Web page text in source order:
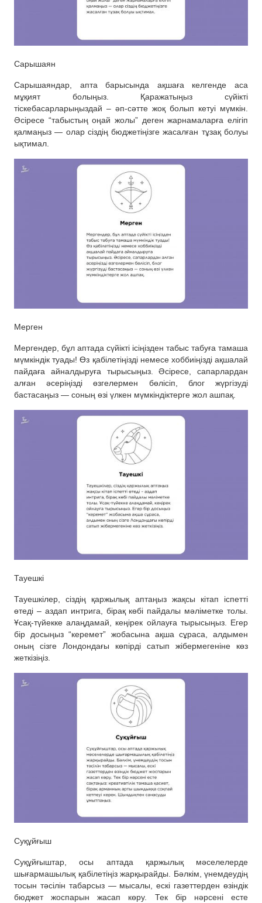
Сарышаян
Сарышаяндар, апта барысында ақшаға келгенде аса
мұқият болыңыз. Қаражатыңыз сүйікті
тіскебасарларыңыздай – әп-сәтте жоқ болып кетуі мүмкін.
Әсіресе “табыстың оңай жолы” деген жарнамаларға елігіп
қалмаңыз — олар сіздің бюджетіңізге жасалған тұзақ болуы
ықтимал.
Мерген
Мергендер, бұл аптада сүйікті ісіңізден табыс табуға тамаша
мүмкіндік туады! Өз қабілетіңізді немесе хоббиіңізді ақшалай
пайдаға айналдыруға тырысыңыз. Әсіресе, сапарлардан
алған әсеріңізді өзгелермен бөлісіп, блог жүргізуді
бастасаңыз — соның өзі үлкен мүмкіндіктерге жол ашпақ.
Тауешкі
Тауешкілер, сіздің қаржылық аптаңыз жақсы кітап іспетті
өтеді – аздап интрига, бірақ көбі пайдалы мәліметке толы.
Ұсақ-түйекке алаңдамай, кеңірек ойлауға тырысыңыз. Егер
бір досыңыз “керемет” жобасына ақша сұраса, алдымен
оның сізге Лондондағы көпірді сатып жібермегеніне көз
жеткізіңіз.
Суқұйғыш
Суқұйғыштар, осы аптада қаржылық мәселелерде
шығармашылық қабілетіңіз жарқырайды. Бәлкім, үнемдеудің
тосын тәсілін табарсыз — мысалы, ескі газеттерден өзіндік
бюджет жоспарын жасап көру. Тек бір нәрсені есте